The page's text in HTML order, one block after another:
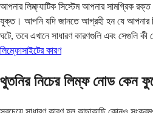
আপনার লিম্ফ্যাটিক সিস্টেম আপনার সামগ্রিক রক্ত
যুক্ত। আপনি যদি জানতে আগ্রহী হন যে আপনার
ঘটে, তবে এখানে সাধারণ কারণগুলি এবং সেগুলি কী
লিম্ফোসাইটের কারণ
থুতনির নিচের লিম্ফ নোড কেন